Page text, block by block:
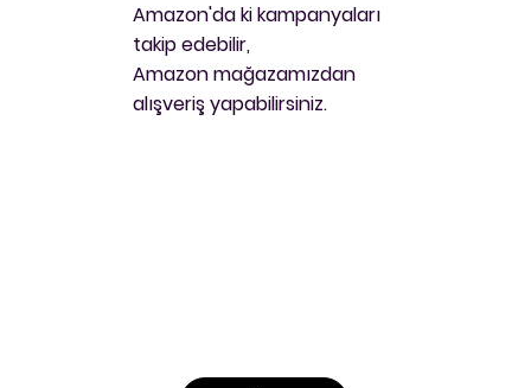
Amazon'da ki kampanyaları
takipedebilir,
Amazon mağazamızdan
alışveriş yapabilirsiniz.